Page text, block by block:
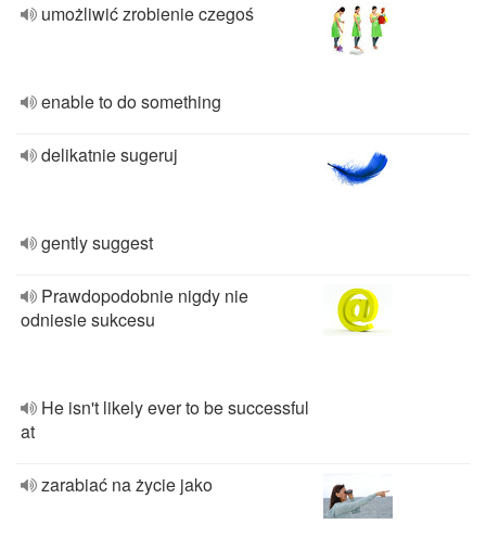
umożliwić zrobienie czegoś
enable to do something
delikatnie sugeruj
gently suggest
Prawdopodobnie nigdy nie
odniesie sukcesu
He isn't likely ever to be successful
at
zarabiać na życie jako